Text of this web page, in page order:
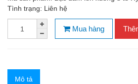
Tình trạng: Liên hệ
Mua hàng
Mô tả